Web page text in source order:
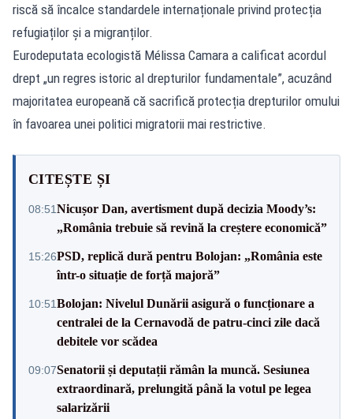
riscă să încalce standardele internaționale privind protecția
refugiaților și a migranților.
Eurodeputata ecologistă Mélissa Camara a calificat acordul
drept „un regres istoric al drepturilor fundamentale”, acuzând
majoritatea europeană că sacrifică protecția drepturilor omului
în favoarea unei politici migratorii mai restrictive.
CITEȘTE ȘI
08:51Nicușor Dan, avertisment după decizia Moody’s:
„România trebuie să revină la creștere economică”
15:26PSD, replică dură pentru Bolojan: „România este
într-o situație de forță majoră”
10:51Bolojan: Nivelul Dunării asigură o funcționare a
centralei de la Cernavodă de patru-cinci zile dacă
debitele vor scădea
09:07Senatorii și deputații rămân la muncă. Sesiunea
extraordinară, prelungită până la votul pe legea
salarizării